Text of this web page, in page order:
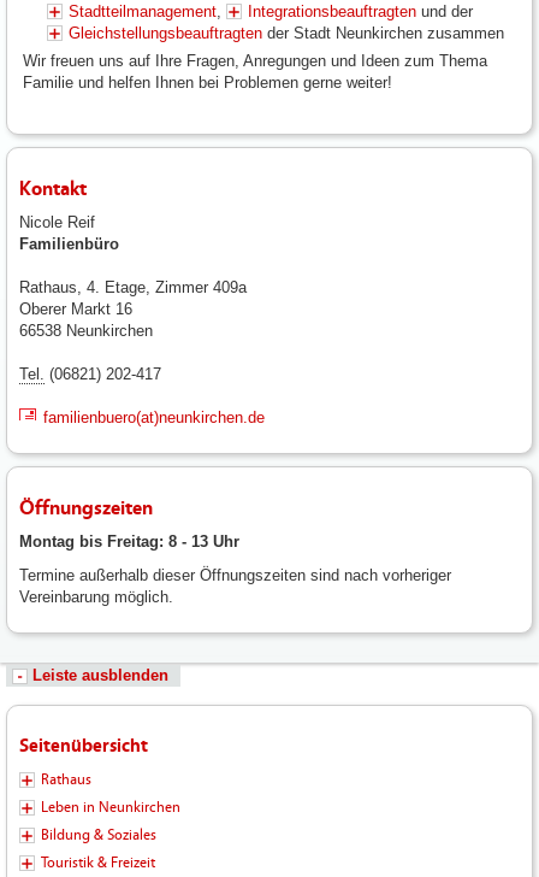
Stadtteilmanagement Integrationsbeauftragten und der
Gleichstellungsbeauftragten der Stadt Neunkirchen zusammen
Wir freuen uns auf Ihre Fragen, Anregungen und Ideen zum Thema
Familie und helfen Ihnen bei Problemen gerne weiter!
Kontakt
Nicole Reif
Familienbüro
Rathaus, 4. Etage, Zimmer 409a
Oberer Markt 16
66538 Neunkirchen
Tel. (06821) 202-417
familienbuero(at)neunkirchen.de
Öffnungszeiten
Montag bis Freitag: 8 - 13 Uhr
Termine außerhalb dieser Öffnungszeiten sind nach vorheriger
Vereinbarung möglich.
Leiste ausblenden
Seitenübersicht
Rathaus
Leben in Neunkirchen
Bildung & Soziales
Touristik & Freizeit